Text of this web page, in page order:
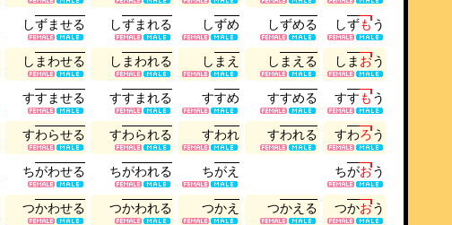
しずませる しずまれる しずめ しずめる しずもう
し ま わせる し ま われる し ま え し ま え る し ま おう
すす ませる すす まれる すすめ すすめる すすもう
すわらせる すわられる すわれ すわれる すわろう
ちがわせる ちがわれる ちがえ ちがおう
つかわせる つかわれる つかえ つかえ る つかおう